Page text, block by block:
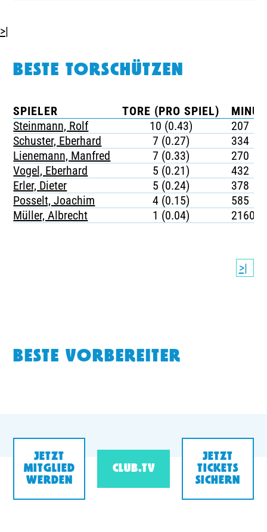
>|
BESTE TORSCHÜTZEN
SPIELER TORE (PRO SPIEL)
Steinmann, Rolf
10 (0.43)
207
Schuster, Eberhard
7 (0.27)
334
Lienemann, Manfred
7 (0.33)
270
Vogel, Eberhard
5 (0.21)
432
Erler, Dieter
5 (0.24)
378
Posselt, Joachim
4 (0.15)
585
Müller, Albrecht
1 (0.04) 2160
>|
BESTE VORBEREITER
JETZT
MITGLIED
WERDEN
CLUB.TV
JETZT
TICKETS
SICHERN